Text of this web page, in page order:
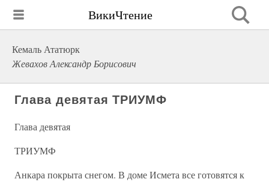
ВикиЧтение
Кемаль Ататюрк
Жевахов Александр Борисович
Глава девятая ТРИУМФ
Глава девятая
ТРИУМФ
Анкара покрыта снегом. В доме Исмета все готовятся к